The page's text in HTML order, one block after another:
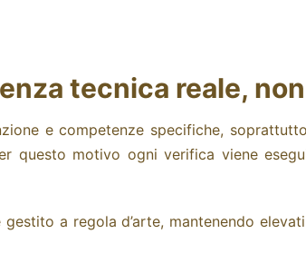
tecnica reale,
e competenze specifiche,
questo motivo ogni verifica viene
a regola d’arte, mantenendo